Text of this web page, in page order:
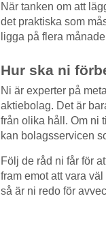
När tanken om att
det praktiska som
ligga på flera
Hur ska ni
Ni är experter på
aktiebolag. Det är
från olika håll. Om ni
kan bolagsservicen
Följ de råd ni får för
fram emot att vara
så är ni redo för